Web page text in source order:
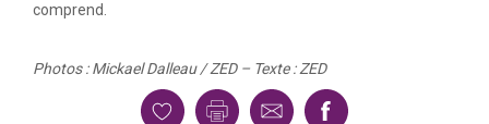
comprend.
Photos : Mickael Dalleau / ZED – Texte : ZED